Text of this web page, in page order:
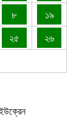
৮
১৯
২৫
২৬